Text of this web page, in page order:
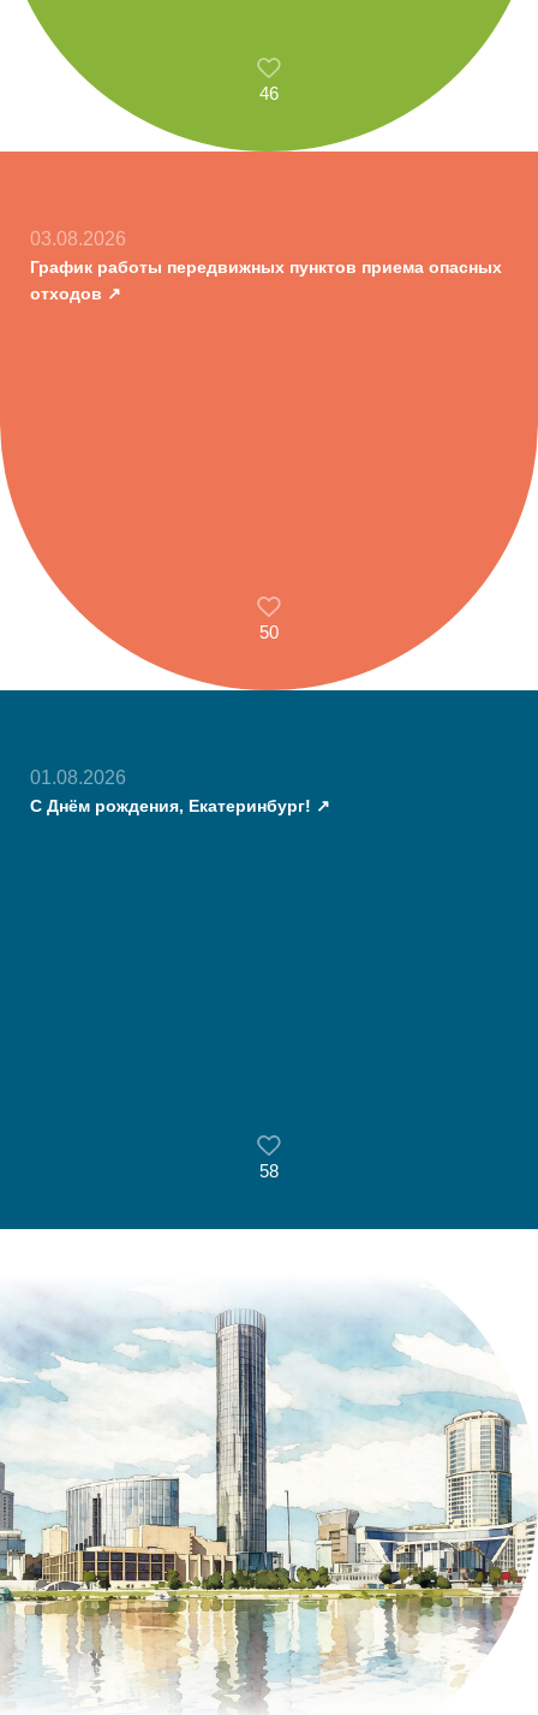
46
03.08.2026
График работы передвижных пунктов приема опасных
отходов
50
01.08.2026
С Днём рождения, Екатеринбург!
58